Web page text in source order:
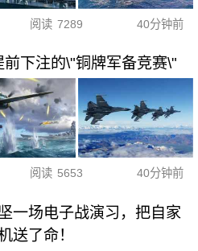
阅读 7289 40分钟前
下注的\"铜牌军备竞赛\"
阅读 5653 40分钟前
一场电子战演习，把自家
送了命！